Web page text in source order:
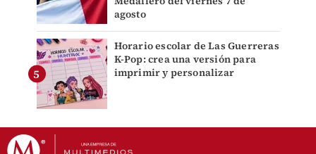
agosto
Horario escolar de Las Guerreras
K-Pop: crea una versión para
imprimir y personalizar